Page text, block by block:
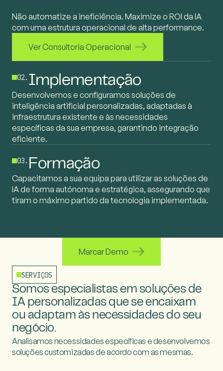
Não automatize a ineficiência. Maximize o ROI da IA
com uma estrutura operacional de alta performance.
Ver Consultoria Operacional
02. Implementação
Desenvolvemos e configuramos soluções de
inteligência artificial personalizadas, adaptadas à
infraestrutura existente e às necessidades
específicas da sua empresa, garantindo integração
eficiente.
03. Formação
Capacitamos a sua equipa para utilizar as soluções de
IA de forma autónoma e estratégica, assegurando que
tiram o máximo partido da tecnologia implementada.
Marcar Demo
SERVIÇOS
Somos especialistas em soluções de
IA personalizadas que se encaixam
ou adaptam às necessidades do seu
negócio.
Analisamos necessidades específicas e desenvolvemos
soluções customizadas de acordo com as mesmas.